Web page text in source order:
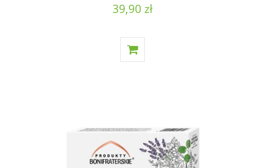
39,90 zł